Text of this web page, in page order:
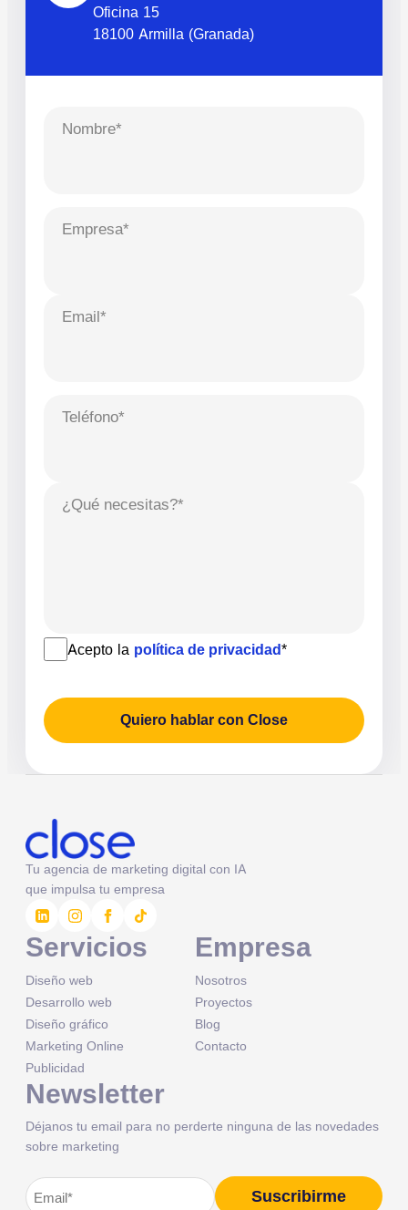
Oficina 15
18100 Armilla (Granada)
Nombre*
Empresa*
Email*
Teléfono*
¿Qué necesitas?*
Acepto la política de privacidad*
Quiero hablar con Close
Tu agencia de marketing digital con IA
que impulsa tu empresa
Servicios
Diseño web
Desarrollo web
Diseño gráfico
Marketing Online
Publicidad
Empresa
Nosotros
Proyectos
Blog
Contacto
Newsletter
Déjanos tu email para no perderte ninguna de las novedades
sobre marketing
Correo
Suscribirme